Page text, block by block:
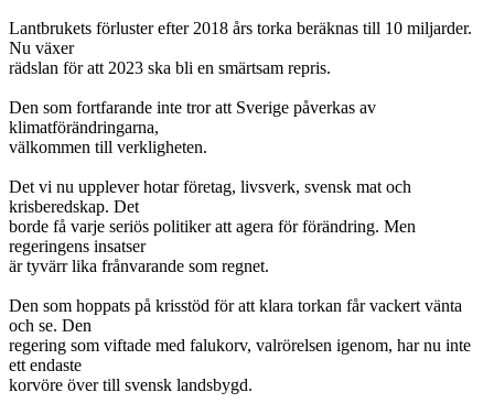
Lantbrukets förluster efter 2018 års torka beräknas till 10 miljarder.
Nu växer
rädslan för att 2023 ska bli en smärtsam repris.
Den som fortfarande inte tror att Sverige påverkas av
klimatförändringarna,
välkommen till verkligheten.
Det vi nu upplever hotar företag, livsverk, svensk mat och
krisberedskap. Det
borde få varje seriös politiker att agera för förändring. Men
regeringens insatser
är tyvärr lika frånvarande som regnet.
Den som hoppats på krisstöd för att klara torkan får vackert vänta
och se. Den
regering som viftade med falukorv, valrörelsen igenom, har nu inte
ett endaste
korvöre över till svensk landsbygd.